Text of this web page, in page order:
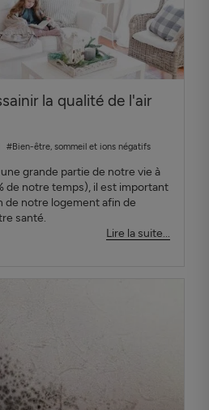
la qualité de l'air
#Bien-être, sommeil et ions négatifs
grande partie de notre vie à
de notre temps), il est important
de notre logement afin de
santé.
Lire la suite...